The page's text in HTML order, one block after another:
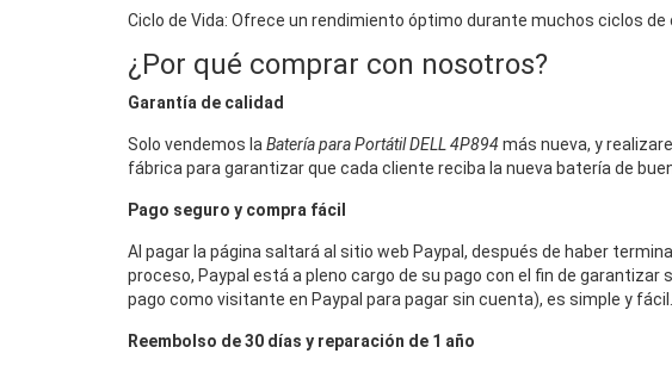
Ciclo de Vida: Ofrece un rendimiento óptimo durante muchos ciclos de
¿Por qué comprar con nosotros?
Garantía de calidad
Solo vendemos laBatería para Portátil DELL 4P894más nueva, y
fábrica para garantizar que cada cliente reciba la nueva batería de
Pago seguro y compra fácil
Al pagar la página saltará al sitio web Paypal, después de haber
proceso, Paypal está a pleno cargo de su pago con el fin de
pago como visitante en Paypal para pagar sin cuenta), es simple y fácil.
Reembolso de 30 días y reparación de 1 año